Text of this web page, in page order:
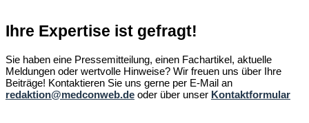
Ihre Expertise ist gefragt!
Sie haben eine Pressemitteilung, einen Fachartikel, aktuelle
Meldungen oder wertvolle Hinweise? Wir freuen uns über Ihre
Beiträge! Kontaktieren Sie uns gerne per E-Mail an
redaktion@medconweb.de oder über unser Kontaktformular